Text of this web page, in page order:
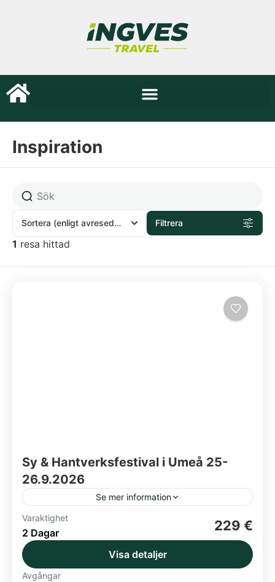
Inspiration
Sortera (enligt avresedatum) Filtrera
1 resa hittad
Sy & Hantverksfestival i Umeå 25-
26.9.2026
Se mer information
Inspiration Workshops
Boka senast 24.8!
Varaktighet
2 Dagar 229 €
Visa detaljer
Avgångar